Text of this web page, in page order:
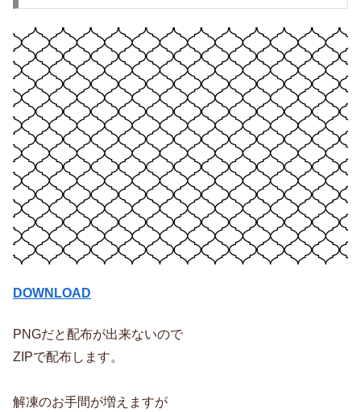
DOWNLOAD
PNGだと配布が出来ないので
ZIPで配布します。
解凍のお手間が増えますが